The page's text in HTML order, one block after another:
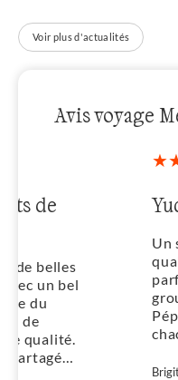
Voir plus d'actualités
Avis voyage
Yucatan et
Un séjour très
qualité du
parfaitement
groupe et
Pépé, le
chacun de nous,
Ensuite les
tout à fait
Brigitte | départ du